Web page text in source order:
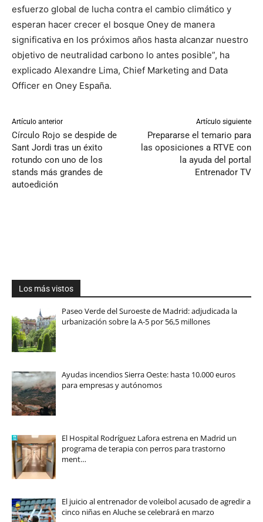
esfuerzo global de lucha contra el cambio climático y
esperan hacer crecer el bosque Oney de manera
significativa en los próximos años hasta alcanzar nuestro
objetivo de neutralidad carbono lo antes posible”, ha
explicado Alexandre Lima, Chief Marketing and Data
Officer en Oney España.
Artículo anterior
Círculo Rojo se despide de
Sant Jordi tras un éxito
rotundo con uno de los
stands más grandes de
autoedición
Artículo siguiente
Prepararse el temario para
las oposiciones a RTVE con
la ayuda del portal
Entrenador TV
Los más vistos
Paseo Verde del Suroeste de Madrid: adjudicada la
urbanización sobre la A-5 por 56,5 millones
Ayudas incendios Sierra Oeste: hasta 10.000 euros
para empresas y autónomos
El Hospital Rodríguez Lafora estrena en Madrid un
programa de terapia con perros para trastorno
ment…
El juicio al entrenador de voleibol acusado de agredir a
cinco niñas en Aluche se celebrará en marzo